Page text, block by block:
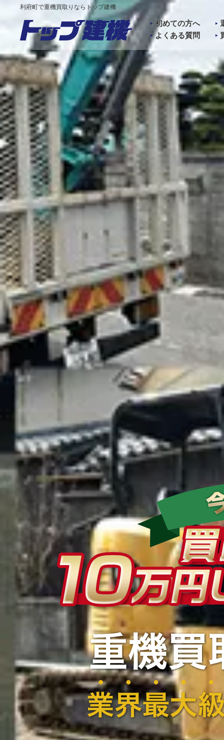
利府町で重機買取りならトップ建機
初めての方へ
よくある質問